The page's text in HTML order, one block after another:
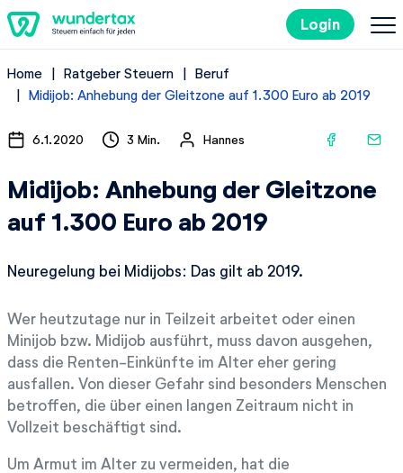
Login
So geht's
Kosten
Steuertipps
Kostenlos ausprobieren
Home Ratgeber Steuern
Beruf
Midijob: Anhebung der Gleitzone auf 1.300 Euro ab 2019
6.1.2020 3 Min. Hannes
Midijob: Anhebung der Gleitzone
auf 1.300 Euro ab 2019
Neuregelung bei Midijobs: Das gilt ab 2019.
Wer heutzutage nur in Teilzeit arbeitet oder einen
Minijob bzw. Midijob ausführt, muss davon ausgehen,
dass die Renten-Einkünfte im Alter eher gering
ausfallen. Von dieser Gefahr sind besonders Menschen
betroffen, die über einen langen Zeitraum nicht in
Vollzeit beschäftigt sind.
Um Armut im Alter zu vermeiden, hat die